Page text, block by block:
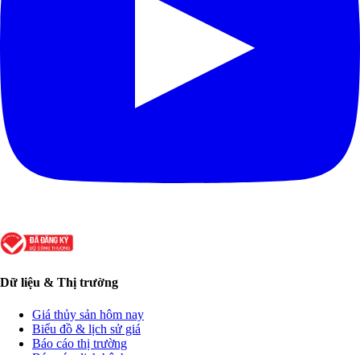
Dữ liệu & Thị trường
Giá thủy sản hôm nay
Biểu đồ & lịch sử giá
Báo cáo thị trường